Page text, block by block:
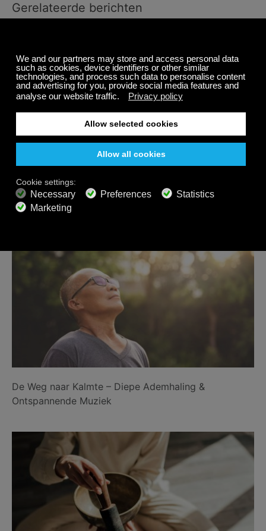
Gerelateerde berichten
Helpt muziek echt om beter te kunnen slapen
De Weg naar Kalmte – Diepe Ademhaling &
Ontspannende Muziek